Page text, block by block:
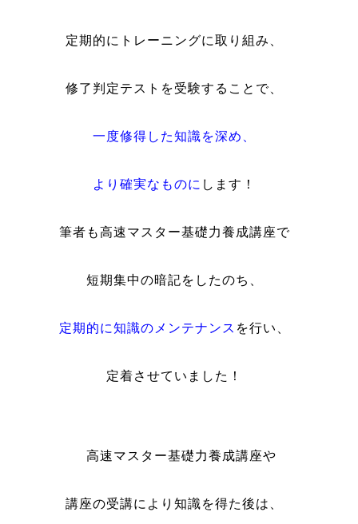
定期的にトレーニングに取り組み、
修了判定テストを受験することで、
一度修得した知識を深め、
より確実なものに します！
筆者も高速マスター基礎力養成講座で
短期集中の暗記をしたのち、
定期的に知識のメンテナンス を行い、
定着させていました！
高速マスター基礎力養成講座や
講座の受講により知識を得た後は、